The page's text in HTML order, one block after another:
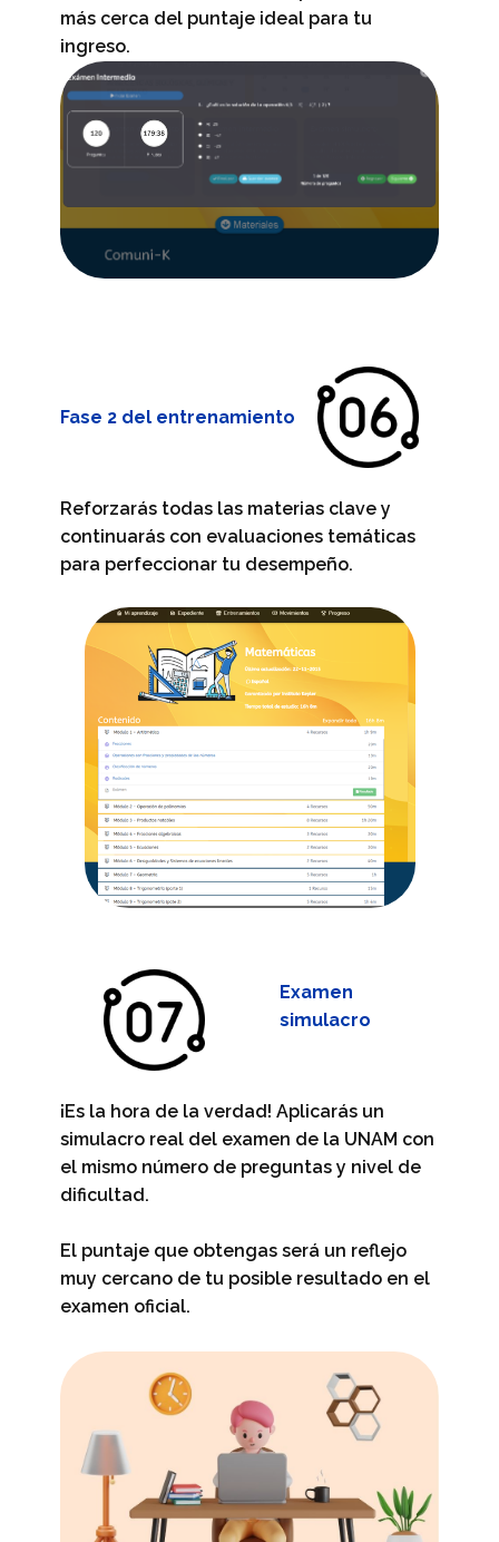
más cerca del puntaje ideal para tu
ingreso.
Fase 2 del entrenamiento
Reforzarás todas las materias clave y
continuarás con evaluaciones temáticas
para perfeccionar tu desempeño.
Examen
simulacro
¡Es la hora de la verdad! Aplicarás un
simulacro real del examen de la UNAM con
el mismo número de preguntas y nivel de
dificultad.
El puntaje que obtengas será un reflejo
muy cercano de tu posible resultado en el
examen oficial.